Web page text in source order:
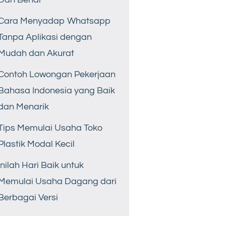
Menyadap Whatsapp
Aplikasi dengan
dan Akurat
Lowongan Pekerjaan
Indonesia yang Baik
Menarik
Memulai Usaha Toko
Modal Kecil
Hari Baik untuk
Usaha Dagang dari
Versi